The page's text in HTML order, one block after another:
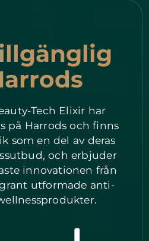
Tech Elixir har
på Harrods och finns
som en del av deras
och erbjuder
innovationen från
utformade anti-